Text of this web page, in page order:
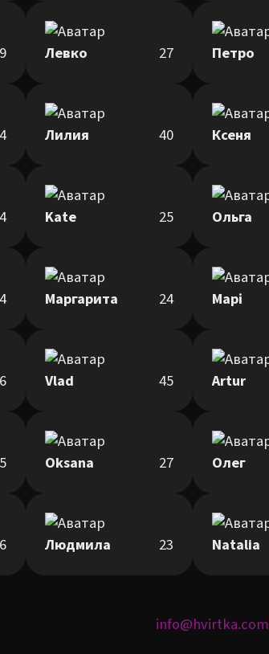
Левко 27 Петро
Лилия 40 Ксеня
Kate 25 Ольга
Маргарита 24 Марі
Vlad 45 Artur
Oksana 27 Олег
Людмила 23 Natalia
info@hvirtka.com